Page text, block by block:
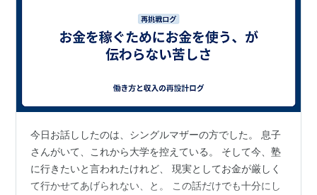
今日お話ししたのは、シングルマザーの方でした。 息子
さんがいて、これから大学を控えている。 そして今、塾
に行きたいと言われたけれど、 現実としてお金が厳しく
て行かせてあげられない、と。 この話だけでも十分にし